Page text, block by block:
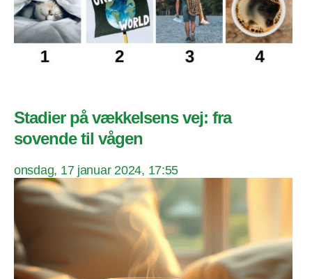
Stadier på vækkelsens vej: fra
sovende til vågen
onsdag, 17 januar 2024, 17:55